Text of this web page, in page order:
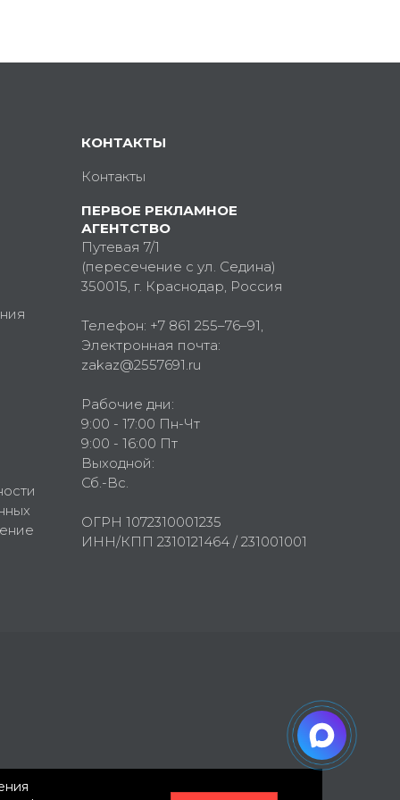
КОНТАКТЫ
Контакты
ПЕРВОЕ РЕКЛАМНОЕ
АГЕНТСТВО
Путевая 7/1
(пересечение с ул. Седина)
350015, г. Краснодар, Россия
Телефон: +7 861 255–76–91,
Электронная почта:
zakaz@2557691.ru
Рабочие дни:
9:00 - 17:00 Пн-Чт
9:00 - 16:00 Пт
Выходной:
Сб.-Вс.
ОГРН 1072310001235
ИНН/КПП 2310121464 / 231001001